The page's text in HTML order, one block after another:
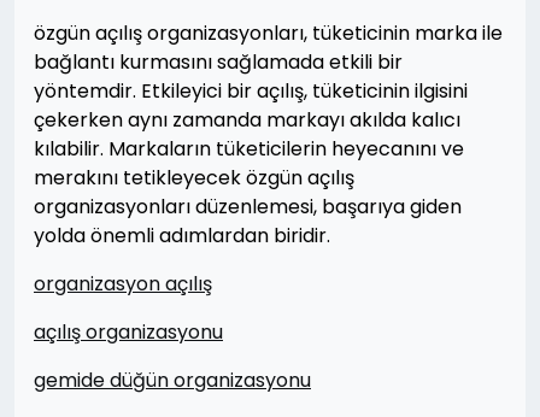
özgün açılış organizasyonları, tüketicinin marka ile
bağlantı kurmasını sağlamada etkili bir
yöntemdir. Etkileyici bir açılış, tüketicinin ilgisini
çekerken aynı zamanda markayı akılda kalıcı
kılabilir. Markaların tüketicilerin heyecanını ve
merakını tetikleyecek özgün açılış
organizasyonları düzenlemesi, başarıya giden
yolda önemli adımlardan biridir.
organizasyon açılış
açılış organizasyonu
gemide düğün organizasyonu